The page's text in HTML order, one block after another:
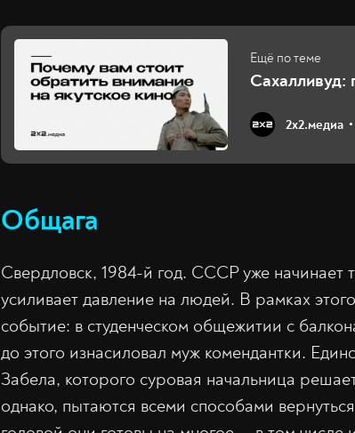
Сахалливуд:
2х2.медиа
Общага
Свердловск, 1984-й год. СССР уже начинает
усиливает давление на людей. В рамках
событие: в студенческом общежитии с
до этого изнасиловал муж комендантки.
Забела, которого суровая начальница
однако, пытаются всеми способами